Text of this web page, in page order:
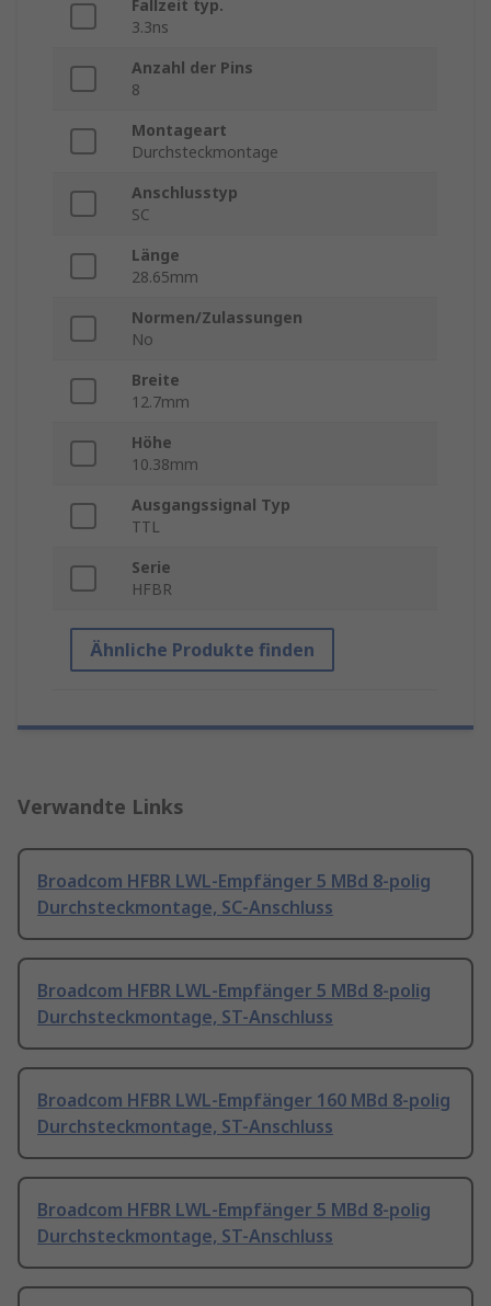
Fallzeit typ.
3.3ns
Anzahl der Pins
8
Montageart
Durchsteckmontage
Anschlusstyp
SC
Länge
28.65mm
Normen/Zulassungen
No
Breite
12.7mm
Höhe
10.38mm
Ausgangssignal Typ
TTL
Serie
HFBR
Ähnliche Produkte finden
Verwandte Links
Broadcom HFBR LWL-Empfänger 5 MBd 8-polig
Durchsteckmontage, SC-Anschluss
Broadcom HFBR LWL-Empfänger 5 MBd 8-polig
Durchsteckmontage, ST-Anschluss
Broadcom HFBR LWL-Empfänger 160 MBd 8-polig
Durchsteckmontage, ST-Anschluss
Broadcom HFBR LWL-Empfänger 5 MBd 8-polig
Durchsteckmontage, ST-Anschluss